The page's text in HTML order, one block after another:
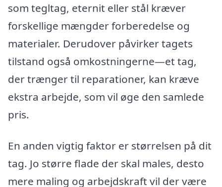
som tegltag, eternit eller stål kræver
forskellige mængder forberedelse og
materialer. Derudover påvirker tagets
tilstand også omkostningerne—et tag,
der trænger til reparationer, kan kræve
ekstra arbejde, som vil øge den samlede
pris.
En anden vigtig faktor er størrelsen på dit
tag. Jo større flade der skal males, desto
mere maling og arbejdskraft vil der være